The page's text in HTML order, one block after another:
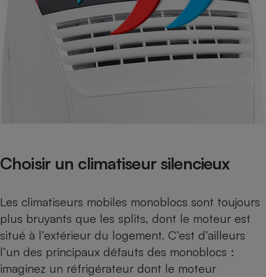
Choisir un climatiseur silencieux
Les climatiseurs mobiles monoblocs sont toujours
plus bruyants que les splits, dont le moteur est
situé à l’extérieur du logement. C’est d’ailleurs
l’un des principaux défauts des monoblocs :
imaginez un réfrigérateur dont le moteur